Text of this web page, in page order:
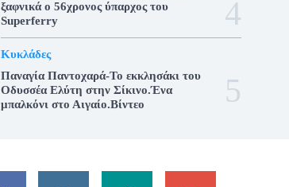
ξαφνικά ο 56χρονος ύπαρχος του
Superferry
Κυκλάδες
Παναγία Παντοχαρά-Το εκκλησάκι του
Οδυσσέα Ελύτη στην Σίκινο.Ένα
μπαλκόνι στο Αιγαίο.Βίντεο